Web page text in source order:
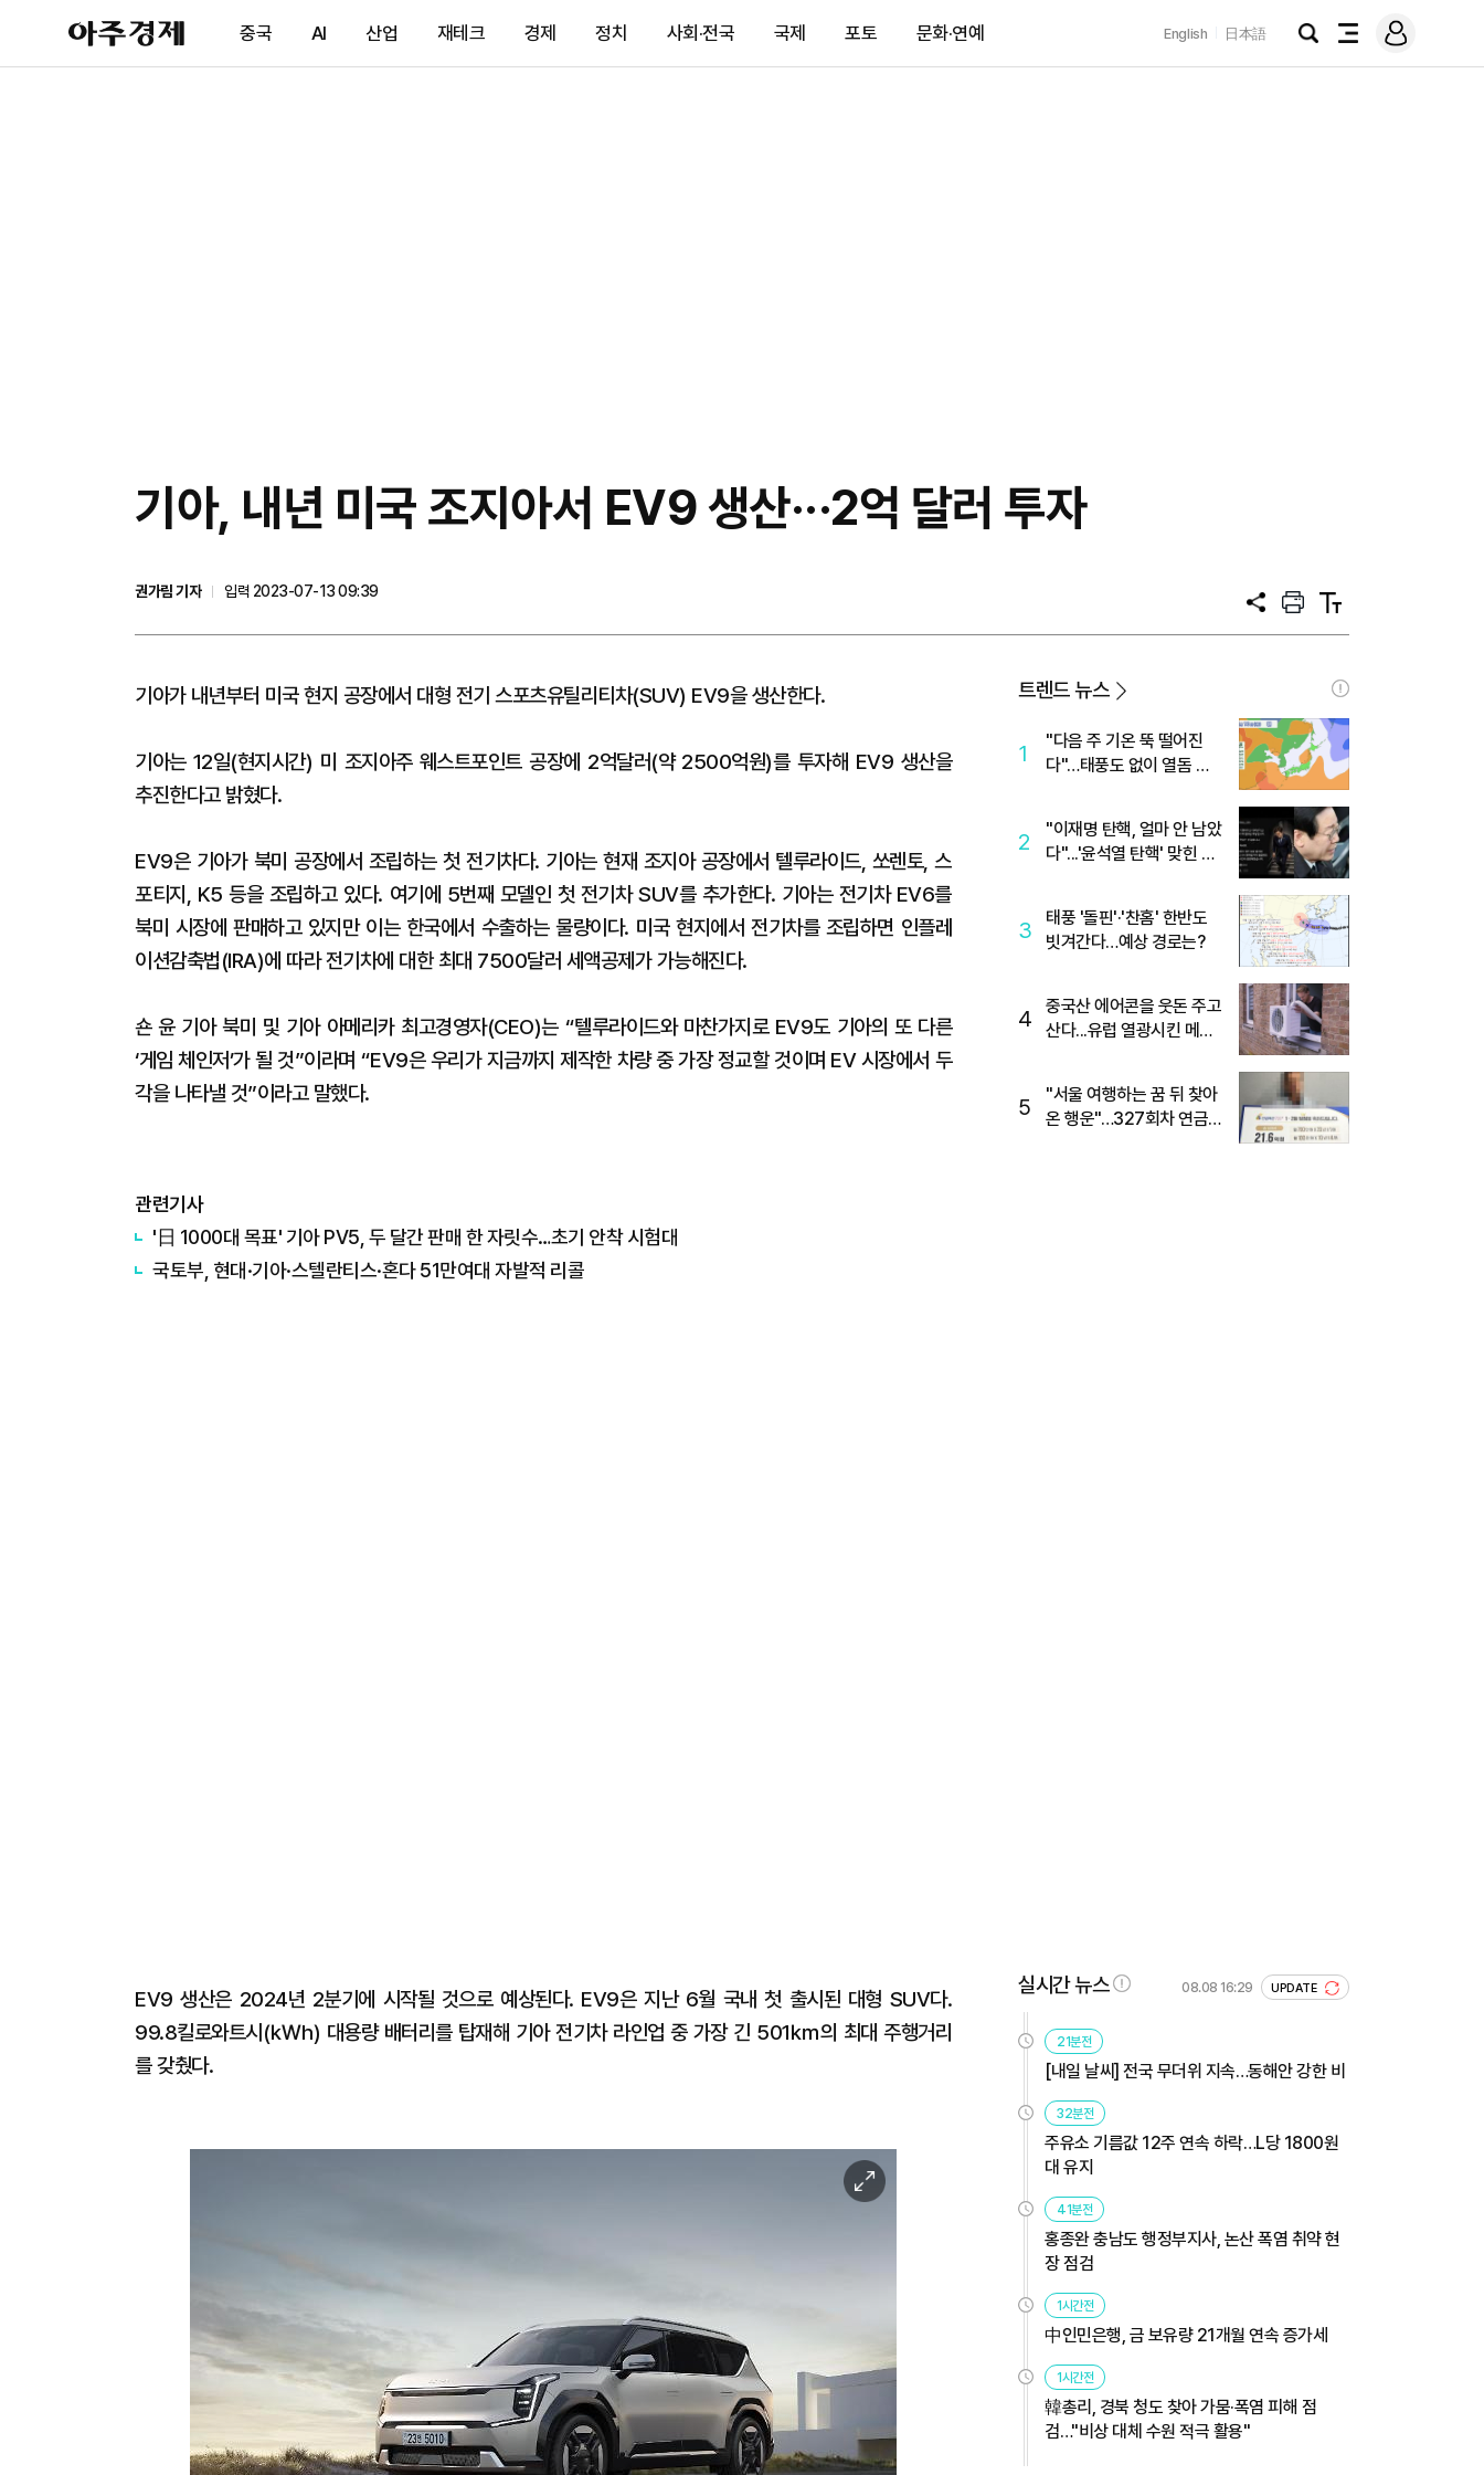
아
주
제
중국 AI 산업 재테크 경제 정치 사회·전국 국제 포토 문화·연예 English 日本語
검
전
메
그
기아, 내년 미국 조지아서 EV9 생산···2억 달러 투자
권가림 기자
입력 2023-07-13 09:39
공
프
트
텍
트
기아가 내년부터 미국 현지 공장에서 대형 전기 스포츠유틸리티차(SUV) EV9을 생산한다.
기아는 12일(현지시간) 미 조지아주 웨스트포인트 공장에 2억달러(약 2500억원)를 투자해 EV9 생산을
추진한다고 밝혔다.
EV9은 기아가 북미 공장에서 조립하는 첫 전기차다. 기아는 현재 조지아 공장에서 텔루라이드, 쏘렌토, 스
포티지, K5 등을 조립하고 있다. 여기에 5번째 모델인 첫 전기차 SUV를 추가한다. 기아는 전기차 EV6를
북미 시장에 판매하고 있지만 이는 한국에서 수출하는 물량이다. 미국 현지에서 전기차를 조립하면 인플레
이션감축법(IRA)에 따라 전기차에 대한 최대 7500달러 세액공제가 가능해진다.
숀 윤 기아 북미 및 기아 아메리카 최고경영자(CEO)는 “텔루라이드와 마찬가지로 EV9도 기아의 또 다른
‘게임 체인저’가 될 것”이라며 “EV9은 우리가 지금까지 제작한 차량 중 가장 정교할 것이며 EV 시장에서 두
각을 나타낼 것”이라고 말했다.
관련기사
'日 1000대 목표' 기아 PV5, 두 달간 판매 한 자릿수…초기 안착 시험대
국토부, 현대·기아·스텔란티스·혼다 51만여대 자발적 리콜
EV9 생산은 2024년 2분기에 시작될 것으로 예상된다. EV9은 지난 6월 국내 첫 출시된 대형 SUV다.
99.8킬로와트시(㎾h) 대용량 배터리를 탑재해 기아 전기차 라인업 중 가장 긴 501㎞의 최대 주행거리
를 갖췄다.
이
미
트렌드 뉴스
1
"다음 주 기온 뚝 떨어진
다"…태풍도 없이 열돔 박
2
"이재명 탄핵, 얼마 안 남았
다"...'윤석열 탄핵' 맞힌 무
3
태풍 '돌핀'·'찬홈' 한반도
빗겨간다…예상 경로는?
4
중국산 에어콘을 웃돈 주고
산다...유럽 열광시킨 메이
5
"서울 여행하는 꿈 뒤 찾아
온 행운"…327회차 연금
실시간 뉴스 08.08 16:29 UPDATE
21분전
[내일 날씨] 전국 무더위 지속…동해안 강한 비
32분전
주유소 기름값 12주 연속 하락…L당 1800원
대 유지
41분전
홍종완 충남도 행정부지사, 논산 폭염 취약 현
장 점검
1시간전
中인민은행, 금 보유량 21개월 연속 증가세
1시간전
韓총리, 경북 청도 찾아 가뭄·폭염 피해 점
검…"비상 대체 수원 적극 활용"